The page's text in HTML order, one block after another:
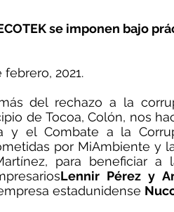
se imponen bajo
febrero, 2021.
del rechazo a la
de Tocoa, Colón, nos
y el Combate a la
por MiAmbiente y
para beneficiar a
Lennir Pérez y
estadunidense